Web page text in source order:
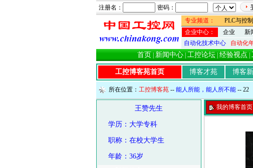
注册名： 密码：
专业频道：
PLC与控
企业中心：
企业 新
自动化技术中心
自动化
首页 新闻中心 工控论坛 经验视点
工控博客苑首页 博客才苑 博客
所在位置： 工控博客苑 -- 能人所能，能人所不能 -- 22
王赞先生
学历：大学专科
职称：在校大学生
年龄：36岁
我的博客首页